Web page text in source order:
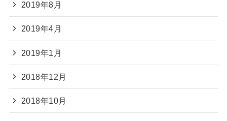
2019年8月
2019年4月
2019年1月
2018年12月
2018年10月